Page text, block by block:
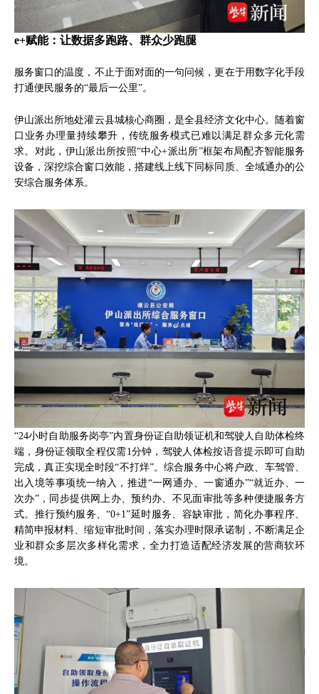
e+赋能：让数据多跑路、群众少跑腿
服务窗口的温度，不止于面对面的一句问候，更在于用数字化手段
打通便民服务的“最后一公里”。
伊山派出所地处灌云县城核心商圈，是全县经济文化中心。随着窗
口业务办理量持续攀升，传统服务模式已难以满足群众多元化需
求。对此，伊山派出所按照“中心+派出所”框架布局配齐智能服务
设备，深挖综合窗口效能，搭建线上线下同标同质、全域通办的公
安综合服务体系。
“24小时自助服务岗亭”内置身份证自助领证机和驾驶人自助体检终
端，身份证领取全程仅需1分钟，驾驶人体检按语音提示即可自助
完成，真正实现全时段“不打烊”。综合服务中心将户政、车驾管、
出入境等事项统一纳入，推进“一网通办、一窗通办”“就近办、一
次办”，同步提供网上办、预约办、不见面审批等多种便捷服务方
式。推行预约服务、“0+1”延时服务、容缺审批，简化办事程序、
精简申报材料、缩短审批时间，落实办理时限承诺制，不断满足企
业和群众多层次多样化需求，全力打造适配经济发展的营商软环
境。